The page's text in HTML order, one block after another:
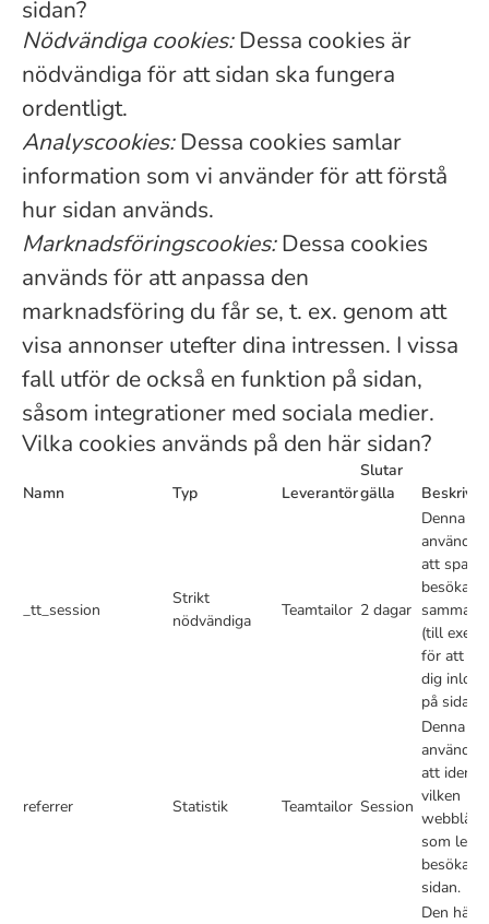
sidan?
Nödvändiga cookies:Dessa cookies är
nödvändiga för att sidan ska fungera
ordentligt.
Analyscookies:Dessa cookies samlar
information som vi använder för att förstå
hur sidan används.
Marknadsföringscookies:Dessa cookies
används för att anpassa den
marknadsföring du får se, t. ex. genom att
visa annonser utefter dina intressen. I vissa
fall utför de också en funktion på sidan,
såsom integrationer med sociala medier.
Vilka cookies används på den här sidan?
Namn Typ Leverantör
Slutar
gälla
_tt_session
Strikt
nödvändiga
Teamtailor 2 dagar
Denna
används
att spara
besökares
(till
för att
dig
på sidan).
referrer Statistik Teamtailor Session
Denna
används
att
vilken
webblänk
som leder
sidan.
Den här